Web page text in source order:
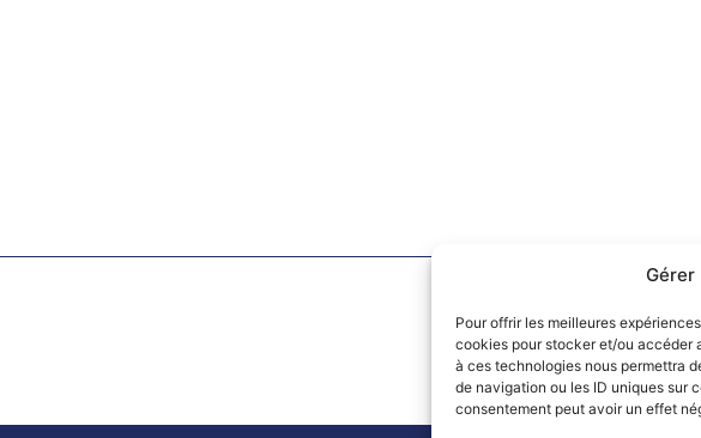
Gérer
Pour offrir les meilleures
cookies pour stocker et/ou accéder
à ces technologies nous permettra
de navigation ou les ID uniques sur
consentement peut avoir un effet